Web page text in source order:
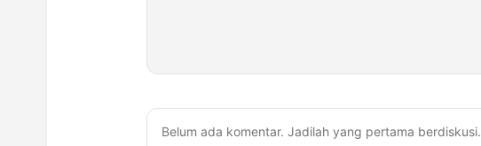
Belum ada komentar. Jadilah yang pertama berdiskusi.